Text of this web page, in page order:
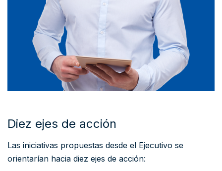
Diez ejes de acción
Las iniciativas propuestas desde el Ejecutivo se
orientarían hacia diez ejes de acción: